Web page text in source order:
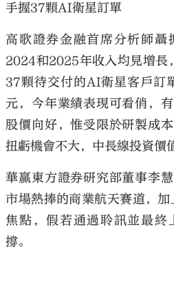
手握37顆AI衛星訂單
高歌證券金融首席分析師聶
2024和2025年收入均見增長
37顆待交付的AI衛星客戶訂
元，今年業績表現可看俏，
股價向好，惟受限於研製成
扭虧機會不大，中長線投資價
華贏東方證券研究部董事李
市場熱捧的商業航天賽道，
焦點，假若通過聆訊並最終
撐。